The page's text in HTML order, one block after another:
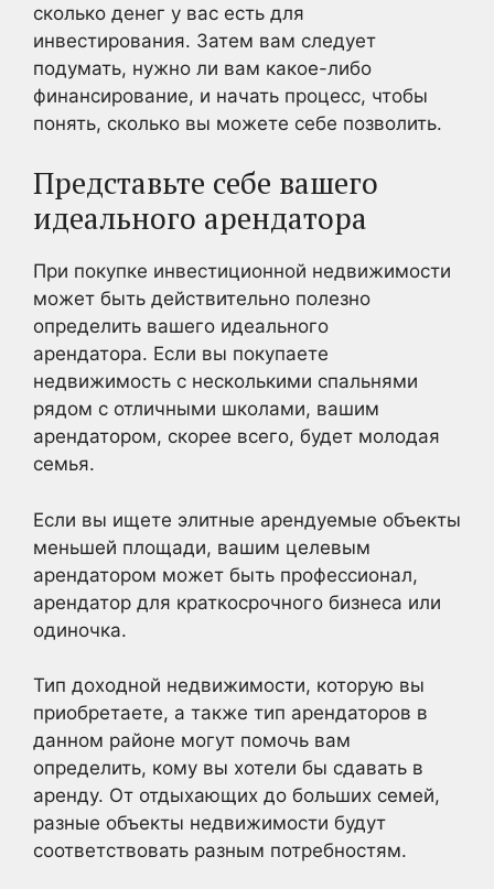
сколько денег у вас есть для
инвестирования. Затем вам следует
подумать, нужно ли вам какое-либо
финансирование, и начать процесс, чтобы
понять, сколько вы можете себе позволить.
Представьте себе вашего
идеального арендатора
При покупке инвестиционной недвижимости
может быть действительно полезно
определить вашего идеального
арендатора. Если вы покупаете
недвижимость с несколькими спальнями
рядом с отличными школами, вашим
арендатором, скорее всего, будет молодая
семья.
Если вы ищете элитные арендуемые объекты
меньшей площади, вашим целевым
арендатором может быть профессионал,
арендатор для краткосрочного бизнеса или
одиночка.
Тип доходной недвижимости, которую вы
приобретаете, а также тип арендаторов в
данном районе могут помочь вам
определить, кому вы хотели бы сдавать в
аренду. От отдыхающих до больших семей,
разные объекты недвижимости будут
соответствовать разным потребностям.